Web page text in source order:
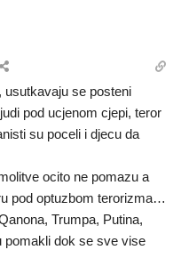
usutkavaju se posteni
pod ucjenom cjepi, teror
su poceli i djecu da
ocito ne pomazu a
pod optuzbom terorizma…
Trumpa, Putina,
pomakli dok se sve vise